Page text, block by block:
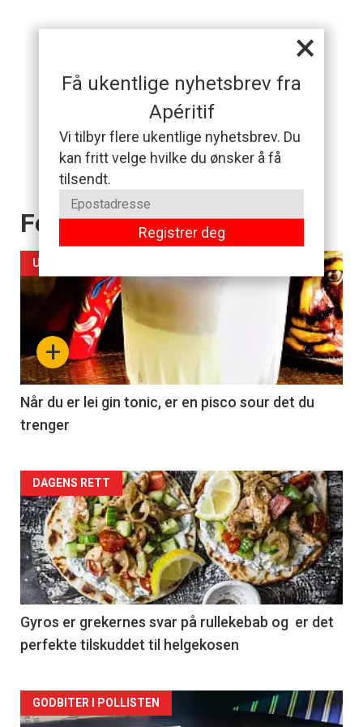
×
Få ukentlige nyhetsbrev fra
Apéritif
Vi tilbyr flere ukentlige nyhetsbrev. Du
kan fritt velge hvilke du ønsker å få
tilsendt.
Registrer deg
Forsiden akkurat nå
+
UKENS DRINK
Når du er lei gin tonic, er en pisco sour det du
trenger
Forsiden
akkurat
nå
-
2
DAGENS RETT
Gyros er grekernes svar på rullekebab og er det
perfekte tilskuddet til helgekosen
Forsiden
GODBITER I POLLISTEN